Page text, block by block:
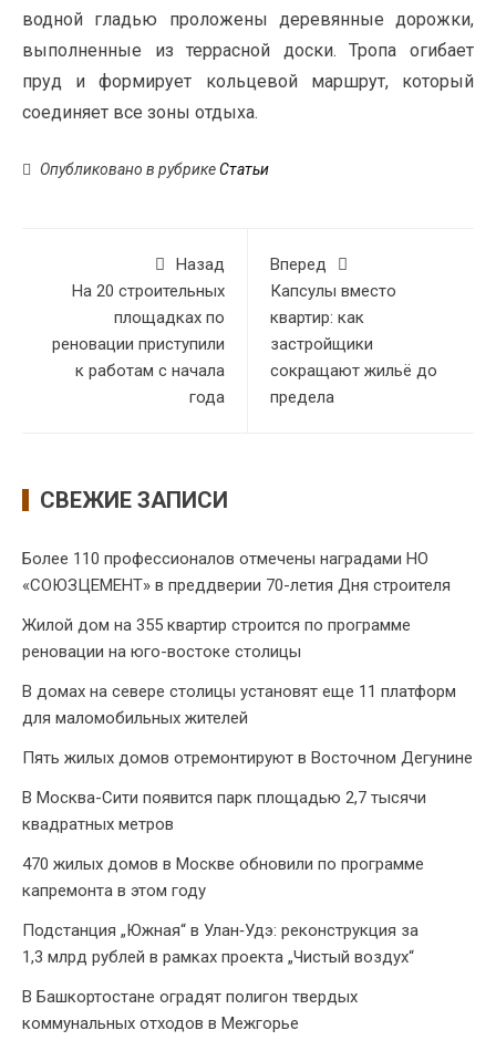
водной гладью проложены деревянные дорожки,
выполненные из террасной доски. Тропа огибает
пруд и формирует кольцевой маршрут, который
соединяет все зоны отдыха.
Опубликовано в рубрикеСтатьи
Назад
На 20 строительных
площадках по
реновации приступили
к работам с начала
года
Вперед
Капсулы вместо
квартир: как
застройщики
сокращают жильё до
предела
СВЕЖИЕ ЗАПИСИ
Более 110 профессионалов отмечены наградами НО
«СОЮЗЦЕМЕНТ» в преддверии 70-летия Дня строителя
Жилой дом на 355 квартир строится по программе
реновации на юго-востоке столицы
В домах на севере столицы установят еще 11 платформ
для маломобильных жителей
Пять жилых домов отремонтируют в Восточном Дегунине
В Москва-Сити появится парк площадью 2,7 тысячи
квадратных метров
470 жилых домов в Москве обновили по программе
капремонта в этом году
Подстанция „Южная“ в Улан‑Удэ: реконструкция за
1,3 млрд рублей в рамках проекта „Чистый воздух“
В Башкортостане оградят полигон твердых
коммунальных отходов в Межгорье